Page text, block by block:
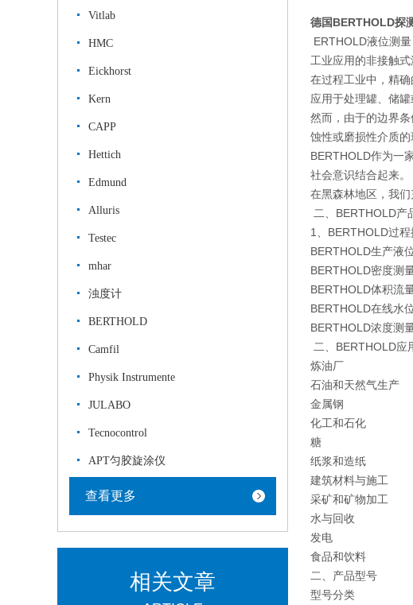
Vitlab
HMC
Eickhorst
Kern
CAPP
Hettich
Edmund
Alluris
Testec
mhar
浊度计
BERTHOLD
Camfil
Physik Instrumente
JULABO
Tecnocontrol
APT匀胶旋涂仪
查看更多
相关文章
德国BERTHOLD探
ERTHOLD液位测量
工业应用的非接触
在过程工业中，精
应用于处理罐、储罐
然而，由于的边界
蚀性或磨损性介质的
BERTHOLD作为一
社会意识结合起来。
在黑森林地区，我
二、BERTHOLD产
1、BERTHOLD过程
BERTHOLD生产液
BERTHOLD密度测
BERTHOLD体积流
BERTHOLD在线水
BERTHOLD浓度测
二、BERTHOLD应
炼油厂
石油和天然气生产
金属钢
化工和石化
糖
纸浆和造纸
建筑材料与施工
采矿和矿物加工
水与回收
发电
食品和饮料
二、产品型号
型号分类